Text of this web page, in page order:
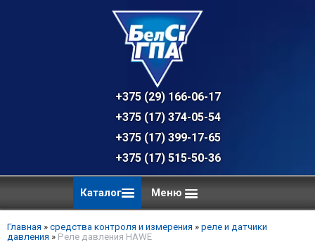
+375 (29) 166-06-17 - техническая
+375 (17) 374-05-54 - общий отдел,
+375 (17) 399-17-65
+375 (17) 515-50-36
Каталог Меню
Главная » средства контроля и измерения » реле и датчики
давления » Реле давления HAWE